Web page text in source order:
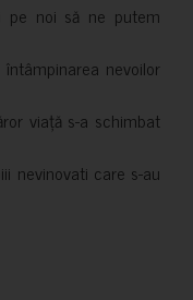
pe noi să ne putem
nevoilor
viață s-a schimbat
nevinovati care s-au